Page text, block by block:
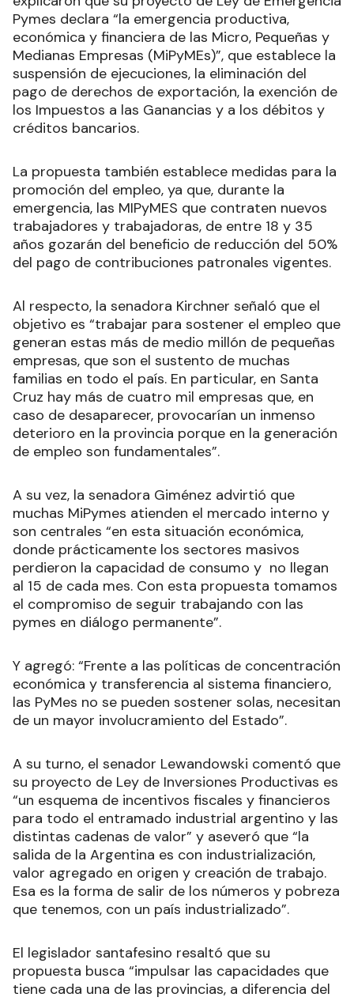
Pymes declara “la emergencia productiva,
económica y financiera de las Micro, Pequeñas y
Medianas Empresas (MiPyMEs)”, que establece la
suspensión de ejecuciones, la eliminación del
pago de derechos de exportación, la exención de
los Impuestos a las Ganancias y a los débitos y
créditos bancarios.
La propuesta también establece medidas para la
promoción del empleo, ya que, durante la
emergencia, las MIPyMES que contraten nuevos
trabajadores y trabajadoras, de entre 18 y 35
años gozarán del beneficio de reducción del 50%
del pago de contribuciones patronales vigentes.
Al respecto, la senadora Kirchner señaló que el
objetivo es “trabajar para sostener el empleo que
generan estas más de medio millón de pequeñas
empresas, que son el sustento de muchas
familias en todo el país. En particular, en Santa
Cruz hay más de cuatro mil empresas que, en
caso de desaparecer, provocarían un inmenso
deterioro en la provincia porque en la generación
de empleo son fundamentales”.
A su vez, la senadora Giménez advirtió que
muchas MiPymes atienden el mercado interno y
son centrales “en esta situación económica,
donde prácticamente los sectores masivos
perdieron la capacidad de consumo y no llegan
al 15 de cada mes. Con esta propuesta tomamos
el compromiso de seguir trabajando con las
pymes en diálogo permanente”.
Y agregó: “Frente a las políticas de concentración
económica y transferencia al sistema financiero,
las PyMes no se pueden sostener solas, necesitan
de un mayor involucramiento del Estado”.
A su turno, el senador Lewandowski comentó que
su proyecto de Ley de Inversiones Productivas es
“un esquema de incentivos fiscales y financieros
para todo el entramado industrial argentino y las
distintas cadenas de valor” y aseveró que “la
salida de la Argentina es con industrialización,
valor agregado en origen y creación de trabajo.
Esa es la forma de salir de los números y pobreza
que tenemos, con un país industrializado”.
El legislador santafesino resaltó que su
propuesta busca “impulsar las capacidades que
tiene cada una de las provincias, a diferencia del